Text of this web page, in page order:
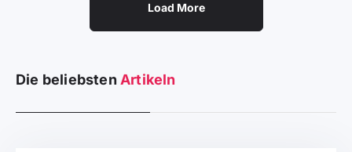
Load More
Die beliebsten Artikeln